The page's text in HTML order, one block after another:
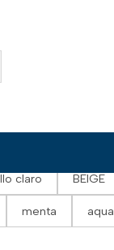
claro BEIGE
menta aqua